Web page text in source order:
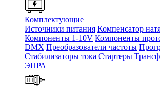
Комплектующие
Источники питания Компенсатор
Компоненты 1-10V Компоненты
DMX Преобразователи частоты
Стабилизаторы тока Стартеры
ЭПРА